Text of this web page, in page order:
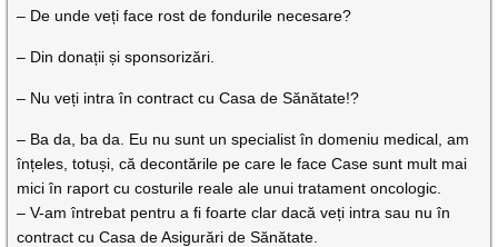
– De unde veți face rost de fondurile necesare?
– Din donații și sponsorizări.
– Nu veți intra în contract cu Casa de Sănătate!?
– Ba da, ba da. Eu nu sunt un specialist în domeniu medical, am
înțeles, totuși, că decontările pe care le face Case sunt mult mai
mici în raport cu costurile reale ale unui tratament oncologic.
– V-am întrebat pentru a fi foarte clar dacă veți intra sau nu în
contract cu Casa de Asigurări de Sănătate.